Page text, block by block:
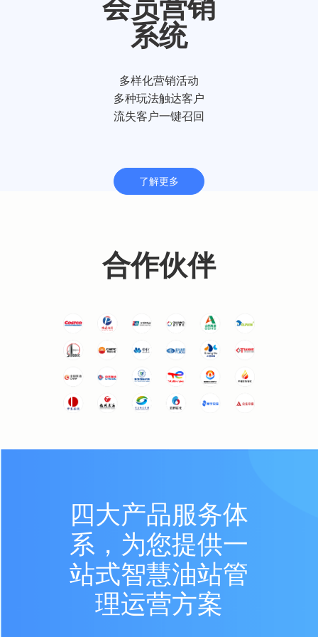
系统
多样化营销活动
多种玩法触达客户
流失客户一键召回
了解更多
合作伙伴
四大产品服务体
系，为您提供一
站式智慧油站管
理运营方案